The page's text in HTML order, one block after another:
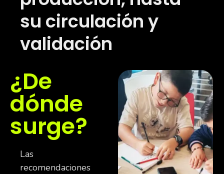
su circulación y
validación
¿De
dónde
surge?
Las
recomendaciones